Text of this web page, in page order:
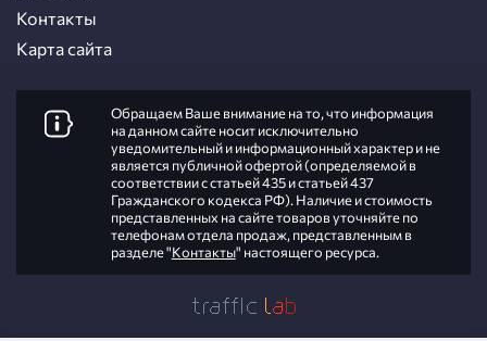
Контакты
Карта сайта
Обращаем Ваше внимание на то, что информация
на данном сайте носит исключительно
уведомительный и информационный характер и не
является публичной офертой (определяемой в
соответствии с статьей 435 и статьей 437
Гражданского кодекса РФ). Наличие и стоимость
представленных на сайте товаров уточняйте по
телефонам отдела продаж, представленным в
разделе "Контакты" настоящего ресурса.